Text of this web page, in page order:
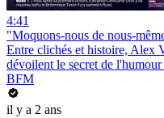
4:41
"Moquons-nous de nous-
Entre clichés et histoire, Alex
dévoilent le secret de l'humour
BFM
il y a 2 ans